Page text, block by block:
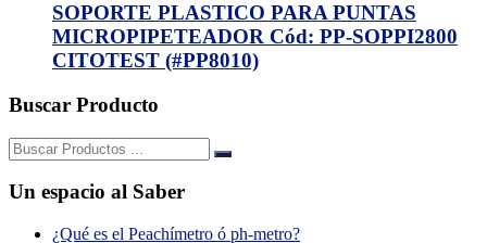
SOPORTE PLASTICO PARA PUNTAS
MICROPIPETEADOR Cód: PP-SOPPI2800
CITOTEST (#PP8010)
Buscar Producto
Buscar:
Un espacio al Saber
¿Qué es el Peachímetro ó ph-metro?